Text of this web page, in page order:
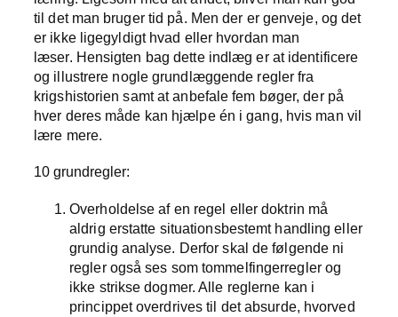
til det man bruger tid på. Men der er genveje, og det
er ikke ligegyldigt hvad eller hvordan man
læser. Hensigten bag dette indlæg er at identificere
og illustrere nogle grundlæggende regler fra
krigshistorien samt at anbefale fem bøger, der på
hver deres måde kan hjælpe én i gang, hvis man vil
lære mere.
10 grundregler:
Overholdelse af en regel eller doktrin må
aldrig erstatte situationsbestemt handling eller
grundig analyse. Derfor skal de følgende ni
regler også ses som tommelfingerregler og
ikke strikse dogmer. Alle reglerne kan i
princippet overdrives til det absurde, hvorved